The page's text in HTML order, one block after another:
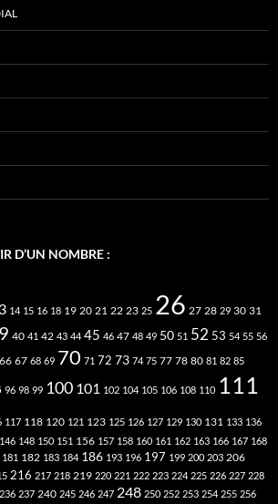
D’UN NOMBRE :
14 15 16 18 19 20 21 22 23 25 26 27 28 29 30 31
40 41 42 43 44 45 46 47 48 49 50 51 52 53 54 55 56
66 67 68 69 70 71 72 73 74 75 77 78 80 81 82 85
96 98 99 100 101 102 104 105 106 108 110 111
117 118 120 121 123 125 126 127 129 130 131 133 136
146 148 150 151 156 157 158 160 161 162 163 166 167 168
181 182 183 184 186 193 196 197 199 200 203 206
216 217 218 219 220 221 222 223 224 225 226 227 228
236 237 240 245 246 247 248 250 252 253 254 255 256